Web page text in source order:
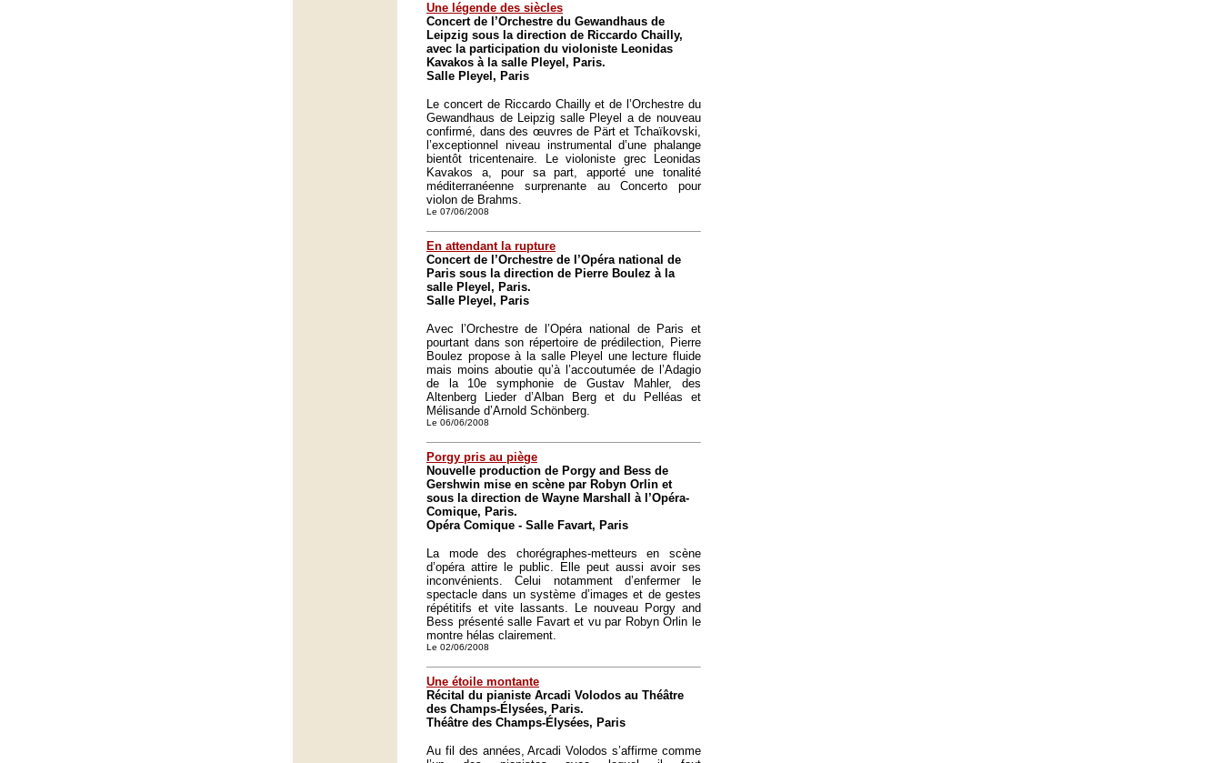
Une légende des siècles
Concert de l’Orchestre du Gewandhaus de
Leipzig sous la direction de Riccardo Chailly,
avec la participation du violoniste Leonidas
Kavakos à la salle Pleyel, Paris.
Salle Pleyel, Paris
Le concert de Riccardo Chailly et de l’Orchestre du
Gewandhaus de Leipzig salle Pleyel a de nouveau
confirmé, dans des œuvres de Pärt et Tchaïkovski,
l’exceptionnel niveau instrumental d’une phalange
bientôt tricentenaire. Le violoniste grec Leonidas
Kavakos a, pour sa part, apporté une tonalité
méditerranéenne surprenante au Concerto pour
violon de Brahms.
Le 07/06/2008
En attendant la rupture
Concert de l’Orchestre de l’Opéra national de
Paris sous la direction de Pierre Boulez à la
salle Pleyel, Paris.
Salle Pleyel, Paris
Avec l’Orchestre de l’Opéra national de Paris et
pourtant dans son répertoire de prédilection, Pierre
Boulez propose à la salle Pleyel une lecture fluide
mais moins aboutie qu’à l’accoutumée de l’Adagio
de la 10e symphonie de Gustav Mahler, des
Altenberg Lieder d’Alban Berg et du Pelléas et
Mélisande d’Arnold Schönberg.
Le 06/06/2008
Porgy pris au piège
Nouvelle production de Porgy and Bess de
Gershwin mise en scène par Robyn Orlin et
sous la direction de Wayne Marshall à l’Opéra-
Comique, Paris.
Opéra Comique - Salle Favart, Paris
La mode des chorégraphes-metteurs en scène
d’opéra attire le public. Elle peut aussi avoir ses
inconvénients. Celui notamment d’enfermer le
spectacle dans un système d’images et de gestes
répétitifs et vite lassants. Le nouveau Porgy and
Bess présenté salle Favart et vu par Robyn Orlin le
montre hélas clairement.
Le 02/06/2008
Une étoile montante
Récital du pianiste Arcadi Volodos au Théâtre
des Champs-Élysées, Paris.
Théâtre des Champs-Élysées, Paris
Au fil des années, Arcadi Volodos s’affirme comme